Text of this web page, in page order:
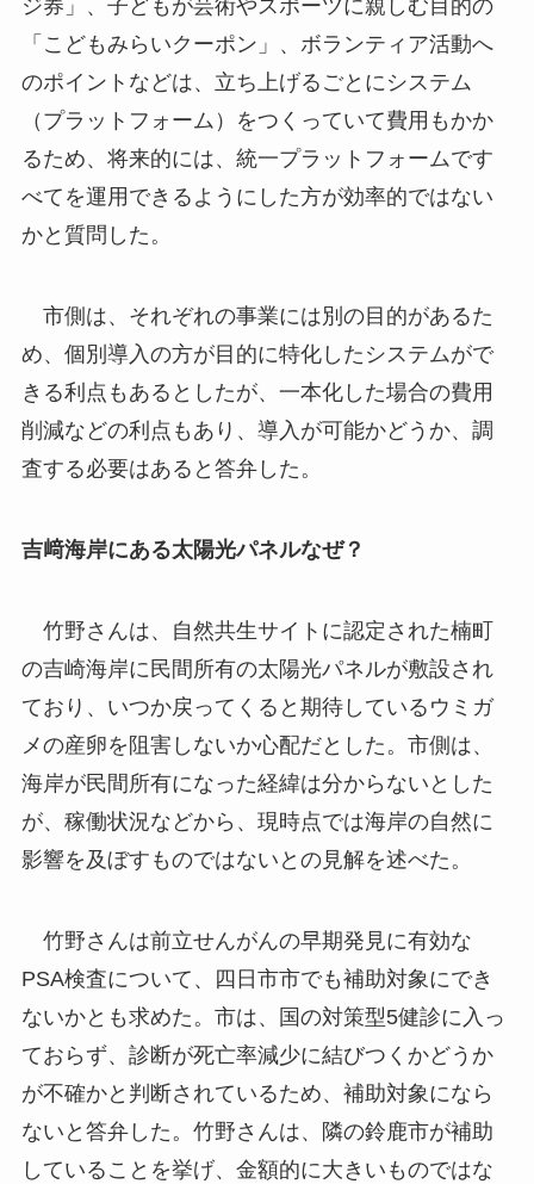
ジ券」、子どもが芸術やスポーツに親しむ目的の
「こどもみらいクーポン」、ボランティア活動へ
のポイントなどは、立ち上げるごとにシステム
（プラットフォーム）をつくっていて費用もかか
るため、将来的には、統一プラットフォームです
べてを運用できるようにした方が効率的ではない
かと質問した。
市側は、それぞれの事業には別の目的があるた
め、個別導入の方が目的に特化したシステムがで
きる利点もあるとしたが、一本化した場合の費用
削減などの利点もあり、導入が可能かどうか、調
査する必要はあると答弁した。
吉﨑海岸にある太陽光パネルなぜ？
竹野さんは、自然共生サイトに認定された楠町
の吉崎海岸に民間所有の太陽光パネルが敷設され
ており、いつか戻ってくると期待しているウミガ
メの産卵を阻害しないか心配だとした。市側は、
海岸が民間所有になった経緯は分からないとした
が、稼働状況などから、現時点では海岸の自然に
影響を及ぼすものではないとの見解を述べた。
竹野さんは前立せんがんの早期発見に有効な
PSA検査について、四日市市でも補助対象にでき
ないかとも求めた。市は、国の対策型5健診に入っ
ておらず、診断が死亡率減少に結びつくかどうか
が不確かと判断されているため、補助対象になら
ないと答弁した。竹野さんは、隣の鈴鹿市が補助
していることを挙げ、金額的に大きいものではな